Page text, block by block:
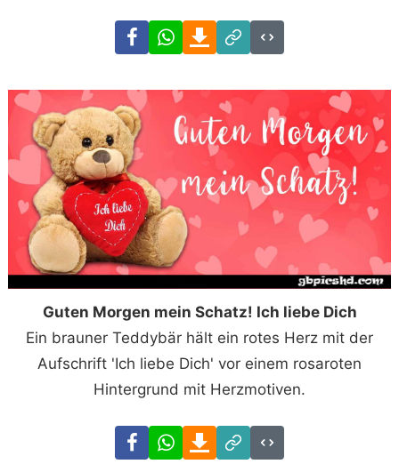
FacebookWhatsAppDownload
Link
Code
Guten Morgen mein Schatz! Ich liebe Dich
Ein brauner Teddybär hält ein rotes Herz mit der
Aufschrift 'Ich liebe Dich' vor einem rosaroten
Hintergrund mit Herzmotiven.
FacebookWhatsAppDownload
Link
Code